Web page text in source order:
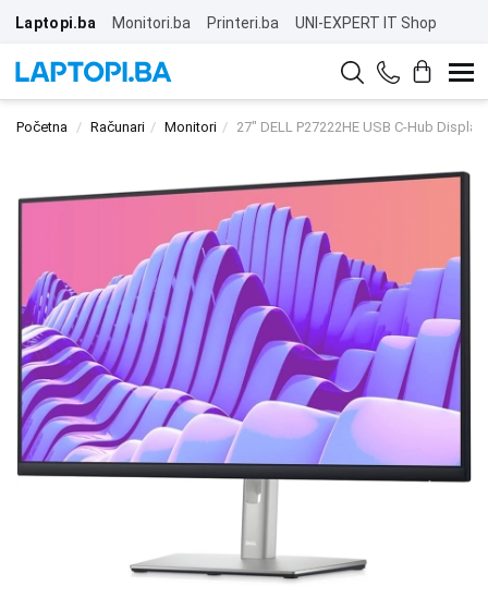
Laptopi.ba Monitori.ba Printeri.ba UNI-EXPERT IT Shop
Početna Računari Monitori 27" DELL P27222HE USB C-Hub Display